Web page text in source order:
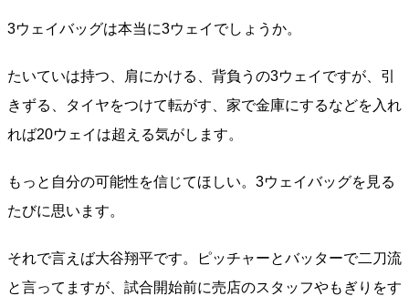
3ウェイバッグは本当に3ウェイでしょうか。
たいていは持つ、肩にかける、背負うの3ウェイですが、引
きずる、タイヤをつけて転がす、家で金庫にするなどを入れ
れば20ウェイは超える気がします。
もっと自分の可能性を信じてほしい。3ウェイバッグを見る
たびに思います。
それで言えば大谷翔平です。ピッチャーとバッターで二刀流
と言ってますが、試合開始前に売店のスタッフやもぎりをす